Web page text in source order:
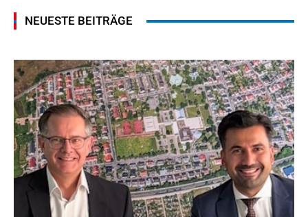
NEUESTE BEITRÄGE